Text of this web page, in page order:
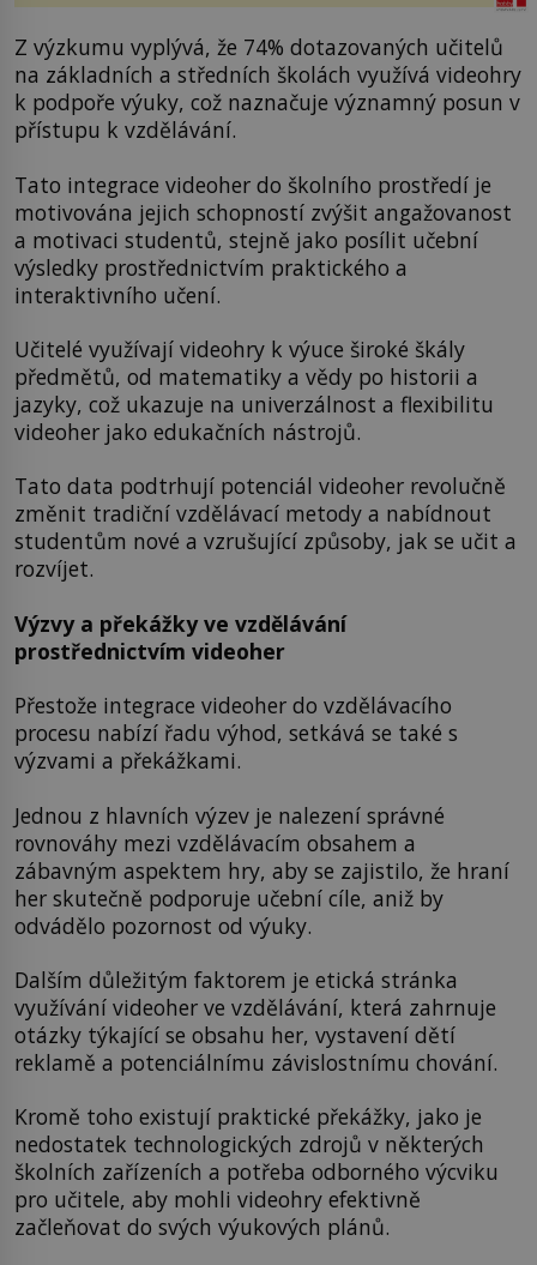
Z výzkumu vyplývá, že 74% dotazovaných učitelů
na základních a středních školách využívá videohry
k podpoře výuky, což naznačuje významný posun v
přístupu k vzdělávání.
Tato integrace videoher do školního prostředí je
motivována jejich schopností zvýšit angažovanost
a motivaci studentů, stejně jako posílit učební
výsledky prostřednictvím praktického a
interaktivního učení.
Učitelé využívají videohry k výuce široké škály
předmětů, od matematiky a vědy po historii a
jazyky, což ukazuje na univerzálnost a flexibilitu
videoher jako edukačních nástrojů.
Tato data podtrhují potenciál videoher revolučně
změnit tradiční vzdělávací metody a nabídnout
studentům nové a vzrušující způsoby, jak se učit a
rozvíjet.
Výzvy a překážky ve vzdělávání
prostřednictvím videoher
Přestože integrace videoher do vzdělávacího
procesu nabízí řadu výhod, setkává se také s
výzvami a překážkami.
Jednou z hlavních výzev je nalezení správné
rovnováhy mezi vzdělávacím obsahem a
zábavným aspektem hry, aby se zajistilo, že hraní
her skutečně podporuje učební cíle, aniž by
odvádělo pozornost od výuky.
Dalším důležitým faktorem je etická stránka
využívání videoher ve vzdělávání, která zahrnuje
otázky týkající se obsahu her, vystavení dětí
reklamě a potenciálnímu závislostnímu chování.
Kromě toho existují praktické překážky, jako je
nedostatek technologických zdrojů v některých
školních zařízeních a potřeba odborného výcviku
pro učitele, aby mohli videohry efektivně
začleňovat do svých výukových plánů.